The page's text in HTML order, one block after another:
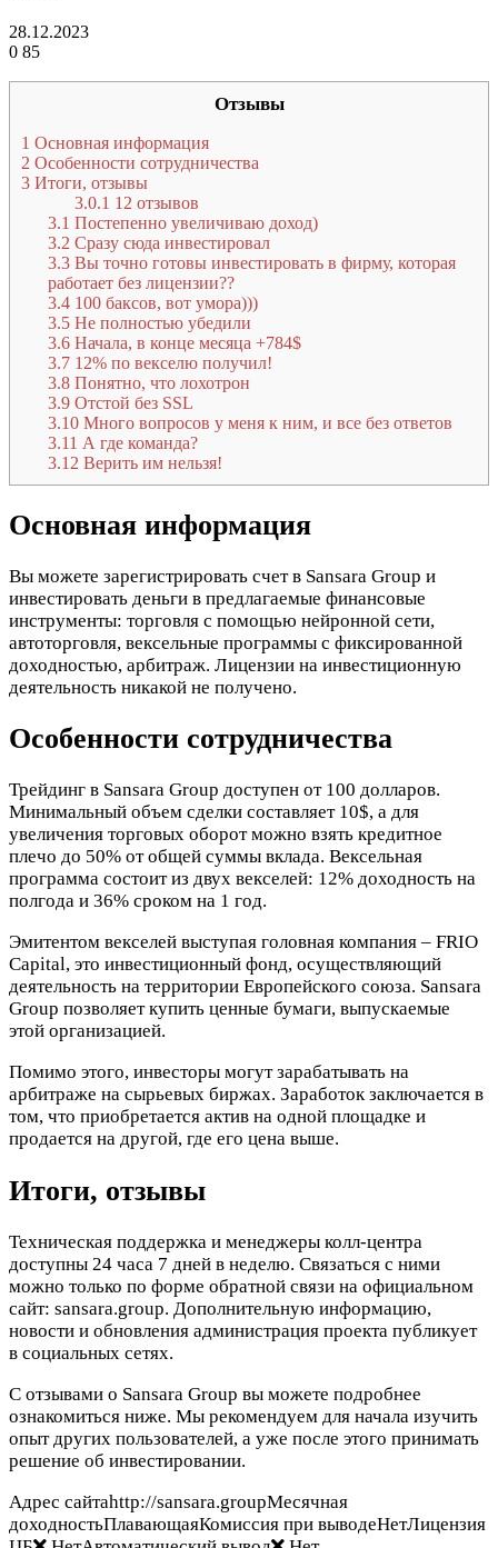
28.12.2023
0 85
Отзывы
1 Основная информация
2 Особенности сотрудничества
3 Итоги, отзывы
3.0.1 12 отзывов
3.1 Постепенно увеличиваю доход)
3.2 Сразу сюда инвестировал
3.3 Вы точно готовы инвестировать в фирму, которая
работает без лицензии??
3.4 100 баксов, вот умора)))
3.5 Не полностью убедили
3.6 Начала, в конце месяца +784$
3.7 12% по векселю получил!
3.8 Понятно, что лохотрон
3.9 Отстой без SSL
3.10 Много вопросов у меня к ним, и все без ответов
3.11 А где команда?
3.12 Верить им нельзя!
Основная информация
Вы можете зарегистрировать счет в Sansara Group и
инвестировать деньги в предлагаемые финансовые
инструменты: торговля с помощью нейронной сети,
автоторговля, вексельные программы с фиксированной
доходностью, арбитраж. Лицензии на инвестиционную
деятельность никакой не получено.
Особенности сотрудничества
Трейдинг в Sansara Group доступен от 100 долларов.
Минимальный объем сделки составляет 10$, а для
увеличения торговых оборот можно взять кредитное
плечо до 50% от общей суммы вклада. Вексельная
программа состоит из двух векселей: 12% доходность на
полгода и 36% сроком на 1 год.
Эмитентом векселей выступая головная компания – FRIO
Capital, это инвестиционный фонд, осуществляющий
деятельность на территории Европейского союза. Sansara
Group позволяет купить ценные бумаги, выпускаемые
этой организацией.
Помимо этого, инвесторы могут зарабатывать на
арбитраже на сырьевых биржах. Заработок заключается в
том, что приобретается актив на одной площадке и
продается на другой, где его цена выше.
Итоги, отзывы
Техническая поддержка и менеджеры колл-центра
доступны 24 часа 7 дней в неделю. Связаться с ними
можно только по форме обратной связи на официальном
сайт: sansara.group. Дополнительную информацию,
новости и обновления администрация проекта публикует
в социальных сетях.
С отзывами о Sansara Group вы можете подробнее
ознакомиться ниже. Мы рекомендуем для начала изучить
опыт других пользователей, а уже после этого принимать
решение об инвестировании.
Адрес сайтаhttp://sansara.groupМесячная
доходностьПлавающаяКомиссия при выводеНетЛицензия